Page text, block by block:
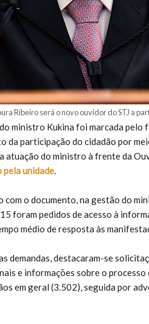
Ribeiro será o novo ouvidor do STJ a
ministro Kukina foi marcada
da participação do cidadão por
atuação do ministro à frente da
pela unidade.
com o documento, na gestão do
foram pedidos de acesso à
médio de resposta às
demandas, destacaram-se
e informações sobre o processo
em geral (3.502), seguida por